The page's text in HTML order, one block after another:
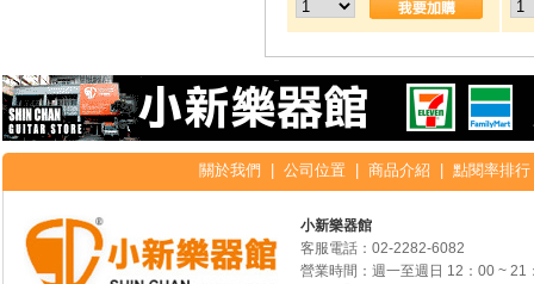
關於我們 公司位置 商品介紹 點閱率排行
小新樂器館
客服電話： 02-2282-6082
營業時間：週一至週日 12：00 ~ 21